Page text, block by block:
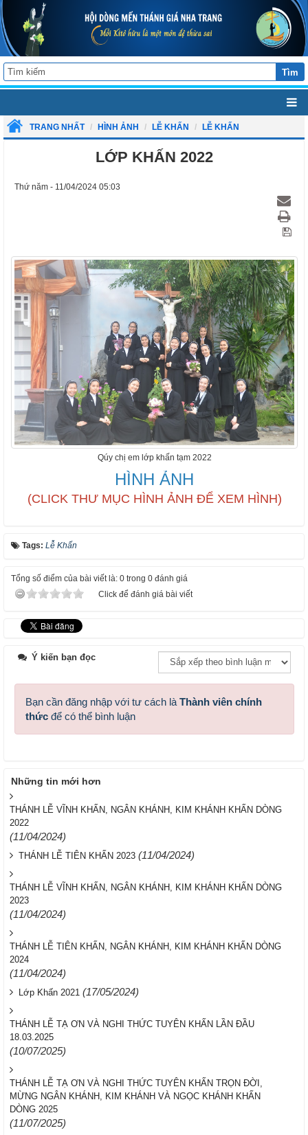
Tìm
TRANG NHẤT HÌNH ẢNH LỄ KHẤN LỄ KHẤN
LỚP KHẤN 2022
Thứ năm - 11/04/2024 05:03
Qúy chị em lớp khấn tạm 2022
HÌNH ẢNH
(CLICK THƯ MỤC HÌNH ẢNH ĐỂ XEM HÌNH)
Tags: Lễ Khấn
Tổng số điểm của bài viết là: 0 trong 0 đánh giá
Click để đánh giá bài viết
Ý kiến bạn đọc
Bạn cần đăng nhập với tư cách là Thành viên chính
thức để có thể bình luận
Những tin mới hơn
THÁNH LỄ VĨNH KHẤN, NGÂN KHÁNH, KIM KHÁNH KHẤN DÒNG
2022
(11/04/2024)
THÁNH LỄ TIÊN KHẤN 2023 (11/04/2024)
THÁNH LỄ VĨNH KHẤN, NGÂN KHÁNH, KIM KHÁNH KHẤN DÒNG
2023
(11/04/2024)
THÁNH LỄ TIÊN KHẤN, NGÂN KHÁNH, KIM KHÁNH KHẤN DÒNG
2024
(11/04/2024)
Lớp Khấn 2021 (17/05/2024)
THÁNH LỄ TẠ ƠN VÀ NGHI THỨC TUYÊN KHẤN LẦN ĐẦU
18.03.2025
(10/07/2025)
THÁNH LỄ TẠ ƠN VÀ NGHI THỨC TUYÊN KHẤN TRỌN ĐỜI,
MỪNG NGÂN KHÁNH, KIM KHÁNH VÀ NGỌC KHÁNH KHẤN
DÒNG 2025
(11/07/2025)